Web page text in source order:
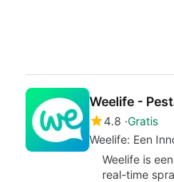
Weelife -
4.8 Gratis
Weelife: Een
Weelife is
real-time